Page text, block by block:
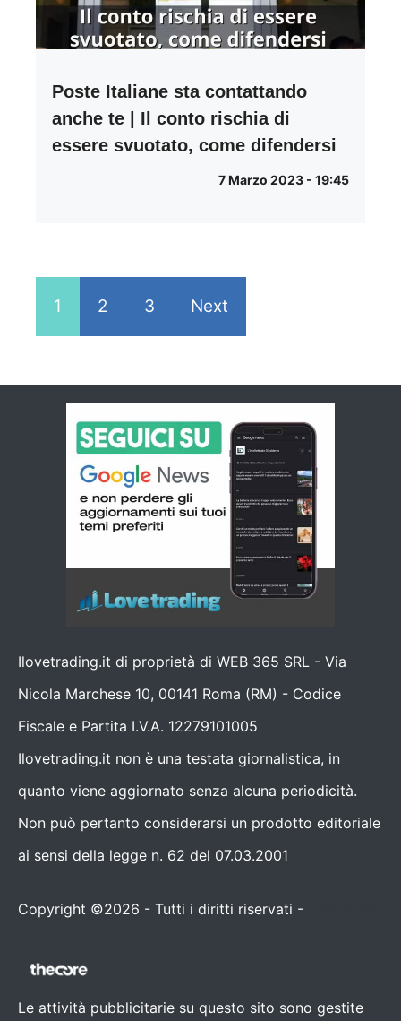
Poste Italiane sta contattando
anche te | Il conto rischia di
essere svuotato, come difendersi
7 Marzo 2023 - 19:45
1 2 3 Next
Ilovetrading.it di proprietà di WEB 365 SRL - Via
Nicola Marchese 10, 00141 Roma (RM) - Codice
Fiscale e Partita I.V.A. 12279101005
Ilovetrading.it non è una testata giornalistica, in
quanto viene aggiornato senza alcuna periodicità.
Non può pertanto considerarsi un prodotto editoriale
ai sensi della legge n. 62 del 07.03.2001
Copyright ©2026 - Tutti i diritti riservati -
Le attività pubblicitarie su questo sito sono gestite